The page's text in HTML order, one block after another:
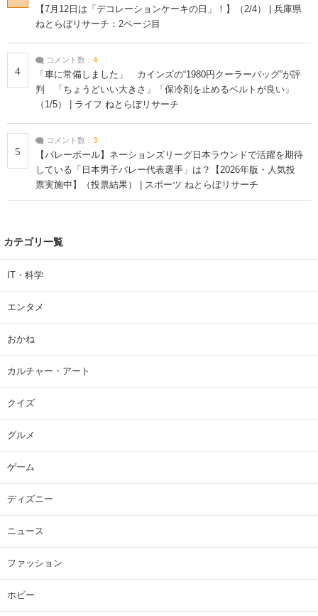
【7月12日は「デコレーションケーキの日」！】（2/4） | 兵庫県
ねとらぼリサーチ：2ページ目
4
コメント数： 4
「車に常備しました」 カインズの“1980円クーラーバッグ”が評
判 「ちょうどいい大きさ」「保冷剤を止めるベルトが良い」
（1/5） | ライフ ねとらぼリサーチ
5
コメント数： 3
【バレーボール】ネーションズリーグ日本ラウンドで活躍を期待
している「日本男子バレー代表選手」は？【2026年版・人気投
票実施中】（投票結果） | スポーツ ねとらぼリサーチ
カテゴリ一覧
IT・科学
エンタメ
おかね
カルチャー・アート
クイズ
グルメ
ゲーム
ディズニー
ニュース
ファッション
ホビー